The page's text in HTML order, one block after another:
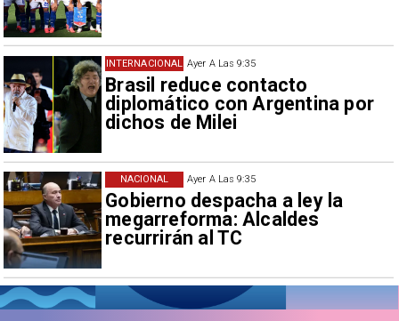
Ayer A Las 9:35
Brasil reduce contacto
diplomático con Argentina por
dichos de Milei
INTERNACIONAL
Ayer A Las 9:35
Gobierno despacha a ley la
megarreforma: Alcaldes
recurrirán al TC
NACIONAL